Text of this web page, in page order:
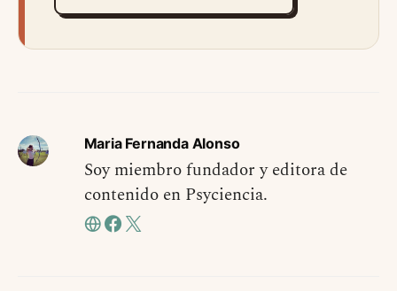
Maria Fernanda Alonso
Soy miembro fundador y editora de
contenido en Psyciencia.